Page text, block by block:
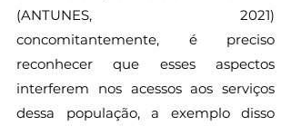
(ANTUNES, 2021)
concomitantemente, é preciso
reconhecer que esses aspectos
interferem nos acessos aos serviços
dessa população, a exemplo disso